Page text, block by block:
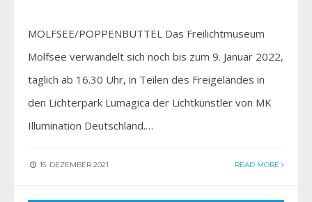
MOLFSEE/POPPENBÜTTEL Das Freilichtmuseum
Molfsee verwandelt sich noch bis zum 9. Januar 2022,
täglich ab 16.30 Uhr, in Teilen des Freigeländes in
den Lichterpark Lumagica der Lichtkünstler von MK
Illumination Deutschland.…
15. DEZEMBER 2021 READ MORE